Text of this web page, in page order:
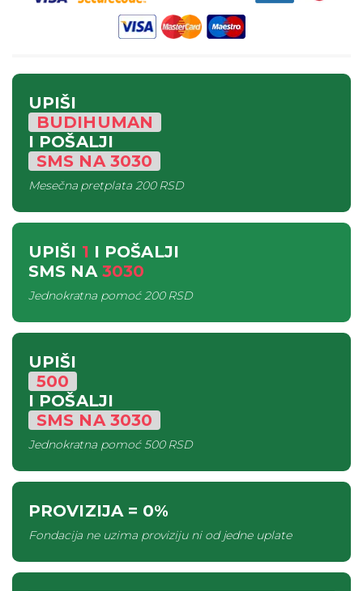
UPIŠI
BUDIHUMAN
I POŠALJI
SMS NA3030
Mesečna pretplata200 RSD
UPIŠI 1 I POŠALJI
SMS NA 3030
Jednokratna pomoć200 RSD
UPIŠI
500
I POŠALJI
SMS NA3030
Jednokratna pomoć500 RSD
PROVIZIJA= 0%
Fondacija ne uzima proviziju ni od jedne uplate